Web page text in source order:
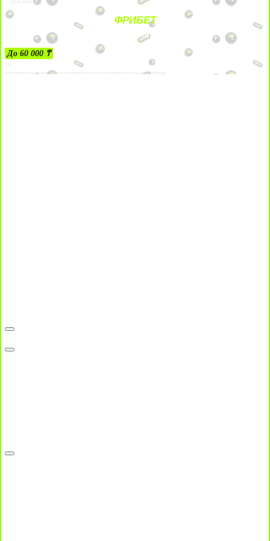
ФРИБЕТ
ЗА ДЕПОЗИТЫ
До 60 000 ₸
21+
Лицензии №24514359, выданной комитетом индустрии туризма Министерства культуры и спорта Республики Казахстан срок до 27 сентября 2034 года.